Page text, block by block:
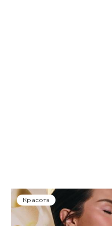
Красота